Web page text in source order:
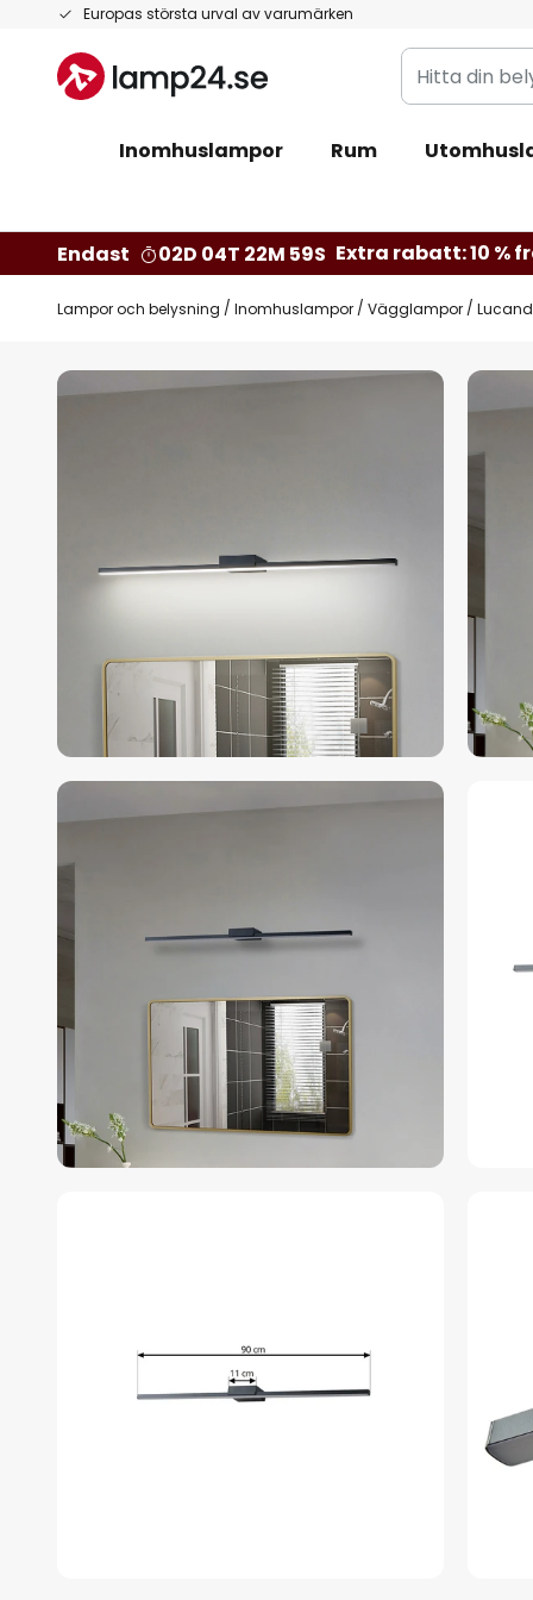
Europas största urval av varumärken
Hoppa
innehållet
Hitta
din
Inomhuslampor Rum
Endast
02D 04T 22M 57S Extra rabatt: 10 %
Lampor och belysning Inomhuslampor Vägglampor
Hoppa